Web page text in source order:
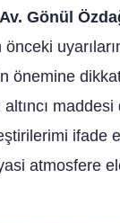
Av. Gönül
önemine
altıncı
ifade
atmosfere